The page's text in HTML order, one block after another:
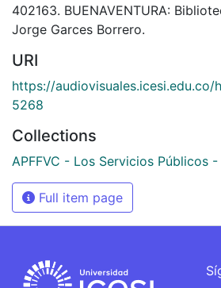
402163. BUENAVENTURA:
Jorge Garces Borrero.
URI
https://
5268
Collections
APFFVC - Los Servicios Públicos
Full item page